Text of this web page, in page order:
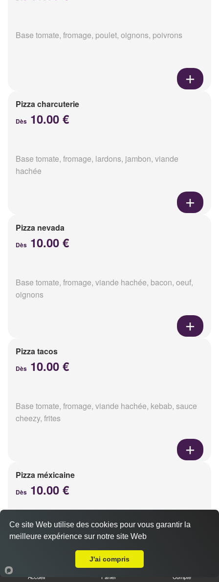
Base tomate, fromage, poulet, oignons, poivrons
Pizza charcuterie
Dès 10.00 €
Base tomate, fromage, lardons, jambon, viande
hachée
Pizza nevada
Dès 10.00 €
Base tomate, fromage, viande hachée, bacon, oeuf,
oignons
Pizza tacos
Dès 10.00 €
Base tomate, fromage, viande hachée, kebab, sauce
cheezy, frites
Pizza méxicaine
Dès 10.00 €
Base sauce barbecue, fromage, viande hachée,
chorizo, poivrons
Accueil Panier Compte
Ce site Web utilise des cookies pour vous garantir la
meilleure expérience sur notre site Web
J'ai compris